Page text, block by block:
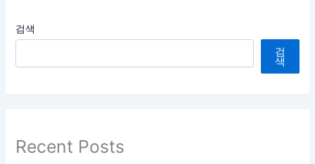
검색
검
색
Recent Posts